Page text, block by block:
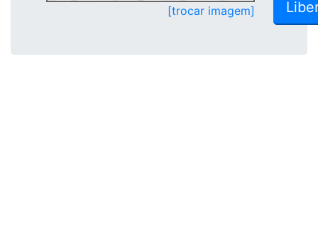
[trocar imagem]